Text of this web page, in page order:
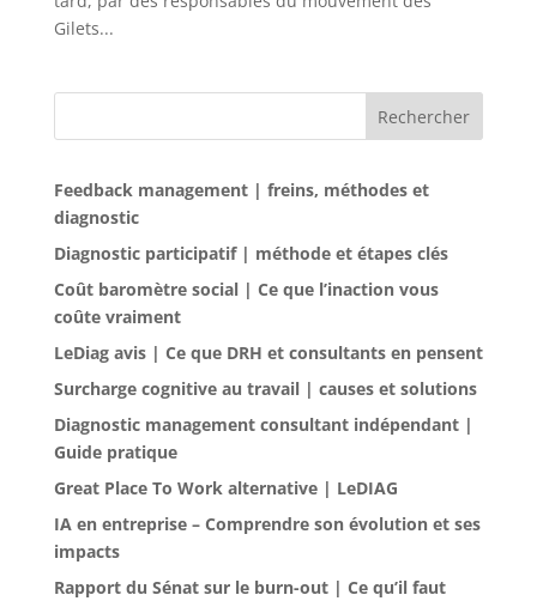
Gilets...
Rechercher
Feedback management | freins, méthodes et
diagnostic
Diagnostic participatif | méthode et étapes clés
Coût baromètre social | Ce que l’inaction vous
coûte vraiment
LeDiag avis | Ce que DRH et consultants en pensent
Surcharge cognitive au travail | causes et solutions
Diagnostic management consultant indépendant |
Guide pratique
Great Place To Work alternative | LeDIAG
IA en entreprise – Comprendre son évolution et ses
impacts
Rapport du Sénat sur le burn-out | Ce qu’il faut